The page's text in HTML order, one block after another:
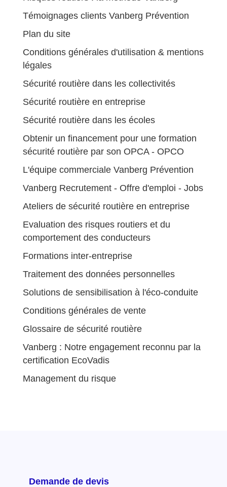
Témoignages clients Vanberg Prévention
Plan du site
Conditions générales d'utilisation & mentions
légales
Sécurité routière dans les collectivités
Sécurité routière en entreprise
Sécurité routière dans les écoles
Obtenir un financement pour une formation
sécurité routière par son OPCA - OPCO
L'équipe commerciale Vanberg Prévention
Vanberg Recrutement - Offre d'emploi - Jobs
Ateliers de sécurité routière en entreprise
Evaluation des risques routiers et du
comportement des conducteurs
Formations inter-entreprise
Traitement des données personnelles
Solutions de sensibilisation à l'éco-conduite
Conditions générales de vente
Glossaire de sécurité routière
Vanberg : Notre engagement reconnu par la
certification EcoVadis
Management du risque
Demande de devis